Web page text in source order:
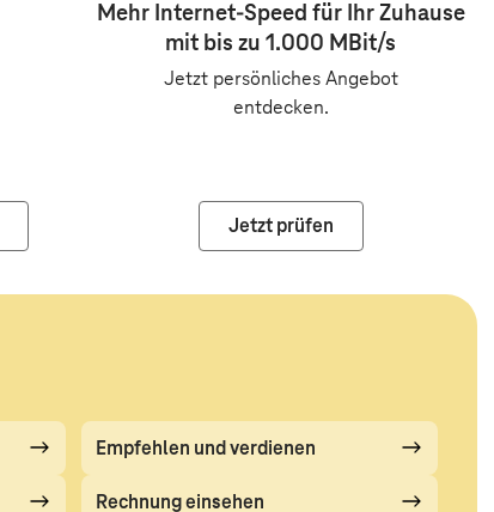
Mehr Internet-Speed für Ihr Zuhause
mit bis zu 1.000 MBit/s
Jetzt persönliches Angebot
entdecken.
Jetzt prüfen
Empfehlen und verdienen
Rechnung einsehen